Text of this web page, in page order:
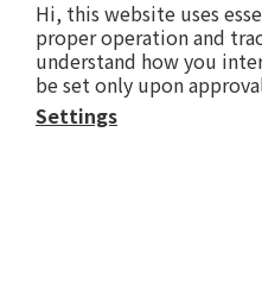
Hi, this website uses
proper operation and
understand how you
be set only upon
Settings
Shopping Guide
FAQ
Payment & Delivery